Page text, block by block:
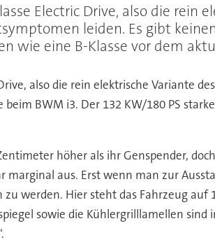
Electric Drive, also die rein
leiden. Es gibt
wie eine B-Klasse vor dem
also die rein elektrische Variante
BWM i3. Der 132 KW/180 PS
höher als ihr Genspender,
aus. Erst wenn man zur
werden. Hier steht das Fahrzeug
sowie die Kühlergrilllamellen